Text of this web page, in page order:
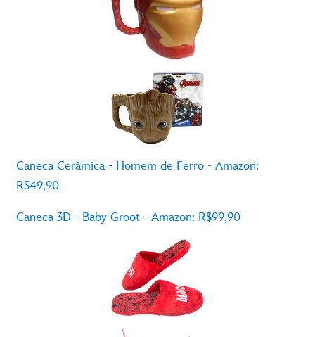
Caneca Cerâmica - Homem de Ferro - Amazon:
R$49,90
Caneca 3D - Baby Groot - Amazon: R$99,90